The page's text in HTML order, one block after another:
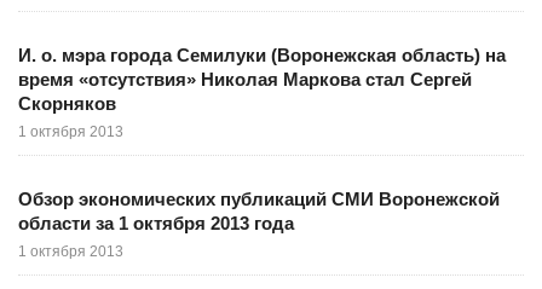
И. о. мэра города Семилуки (Воронежская область) на
время «отсутствия» Николая Маркова стал Сергей
Скорняков
1 октября 2013
Обзор экономических публикаций СМИ Воронежской
области за 1 октября 2013 года
1 октября 2013